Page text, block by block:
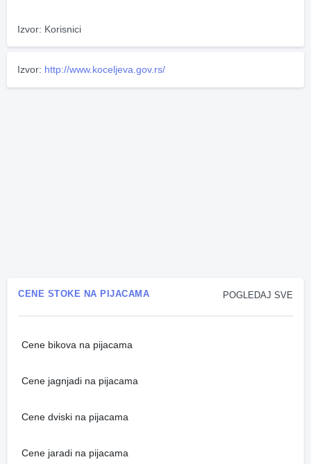
Izvor: Korisnici
Izvor: http://www.koceljeva.gov.rs/
POGLEDAJ SVE
CENE STOKE NA PIJACAMA
Cene bikova na pijacama
Cene jagnjadi na pijacama
Cene dviski na pijacama
Cene jaradi na pijacama